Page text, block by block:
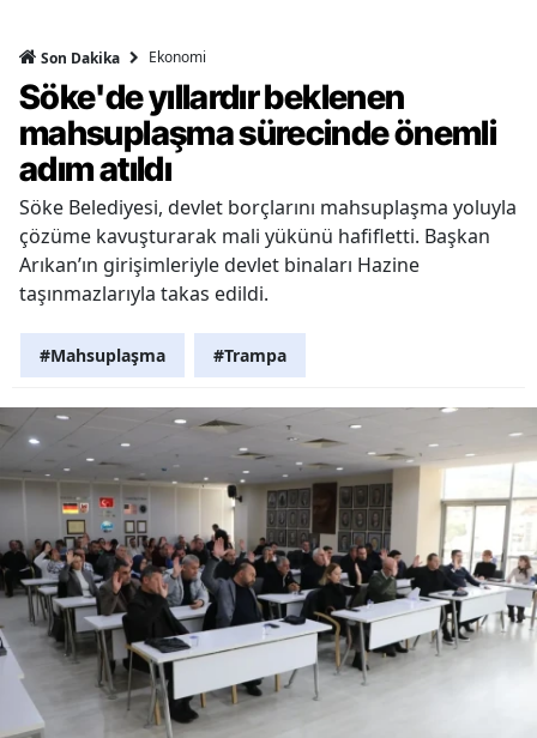
Son Dakika Ekonomi
Söke'de yıllardır beklenen
mahsuplaşma sürecinde önemli
adım atıldı
Söke Belediyesi, devlet borçlarını mahsuplaşma yoluyla
çözüme kavuşturarak mali yükünü hafifletti. Başkan
Arıkan’ın girişimleriyle devlet binaları Hazine
taşınmazlarıyla takas edildi.
#Mahsuplaşma #Trampa